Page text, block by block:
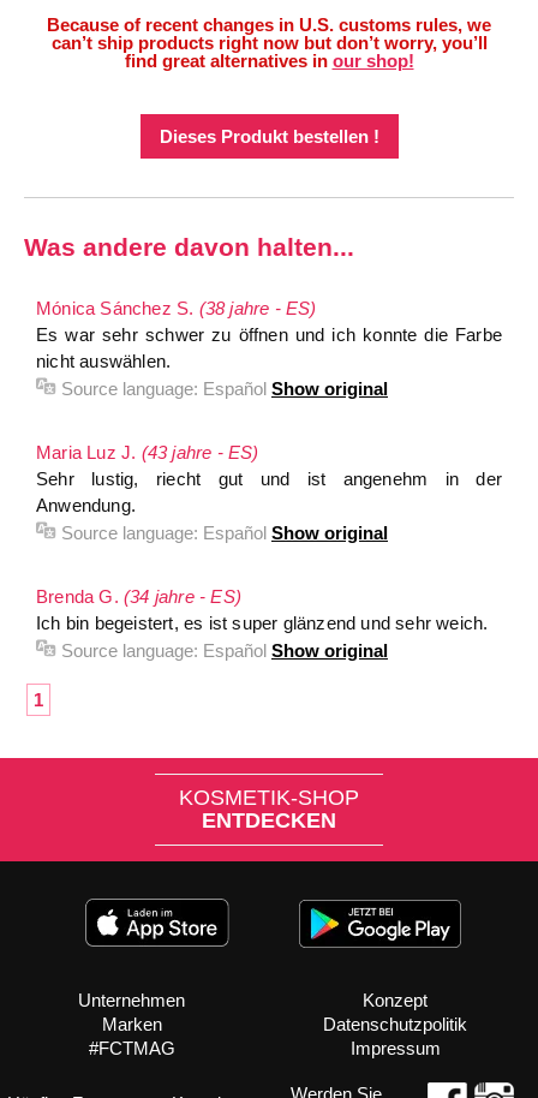
Because of recent changes in U.S. customs rules, we
can’t ship products right now but don’t worry, you’ll
find great alternatives in our shop!
Dieses Produkt bestellen !
Was andere davon halten...
Mónica Sánchez S. (38 jahre - ES)
Es war sehr schwer zu öffnen und ich konnte die Farbe
nicht auswählen.
Source language: Español Show original
Maria Luz J. (43 jahre - ES)
Sehr lustig, riecht gut und ist angenehm in der
Anwendung.
Source language: Español Show original
Brenda G. (34 jahre - ES)
Ich bin begeistert, es ist super glänzend und sehr weich.
Source language: Español Show original
1
KOSMETIK-SHOP
ENTDECKEN
Unternehmen
Marken
#FCTMAG
Konzept
Datenschutzpolitik
Impressum
Werden Sie